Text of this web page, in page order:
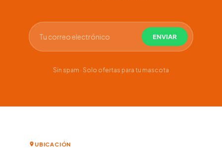
Sin spam · Solo ofertas para tu mascota
UBICACIÓN